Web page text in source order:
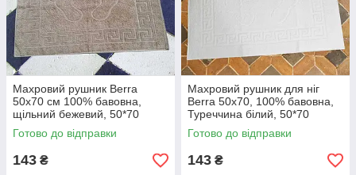
Махровий рушник Berra
50x70 см 100% бавовна,
щільний бежевий, 50*70
Готово до відправки
143 ₴
Махровий рушник для ніг
Berra 50x70, 100% бавовна,
Туреччина білий, 50*70
Готово до відправки
143 ₴